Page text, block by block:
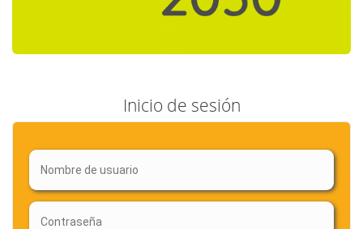
Inicio de sesión